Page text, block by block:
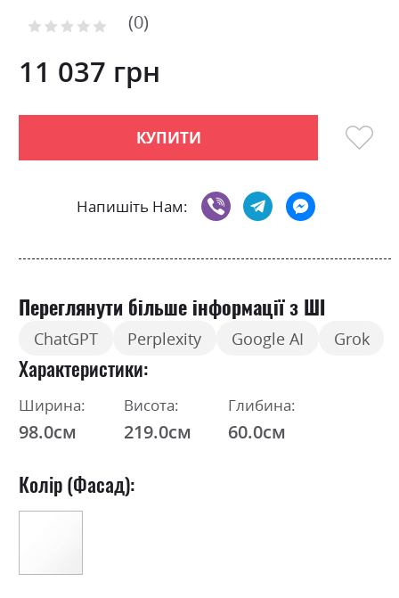
the
gallery
Рейтинг: 0
11 037 грн
КУПИТИ
Напишіть Нам:
Переглянути більше інформації з ШІ
ChatGPT Perplexity Google AI Grok
Характеристики
Ширина:
98.0см
Висота:
219.0см
Глибина:
60.0см
Колір (Фасад):